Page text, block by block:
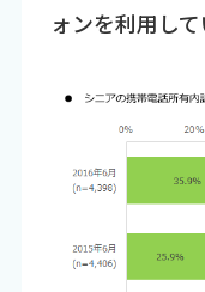
ォンを利用し